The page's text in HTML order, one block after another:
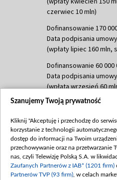
czerwiec 10 mln)
Dofinansowanie 170
Data podpisania
(wpłaty lipiec 160 mln,
Dofinansowanie 60 000
Data podpisania
(wpłata wrzesień 60
Dofinansowanie 635 783
(wpłata wrzesień 100
mln, listopad 265 mln)
Dofinansowanie 48 862
Data podpisania
(wpłata grudzień
Szanujemy Twoją prywatność
Kliknij "Akceptuję i przechodzę do
korzystanie z technologii
dostęp do informacji na Twoim
przechowywanie oraz na przetwarzanie
nas, czyli Telewizję Polską S.A. w
Zaufanych Partnerów z IAB* (1201 firm)
Partnerów TVP (93 firm) , w celach